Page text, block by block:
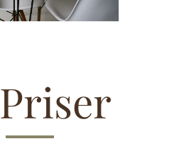
Priser